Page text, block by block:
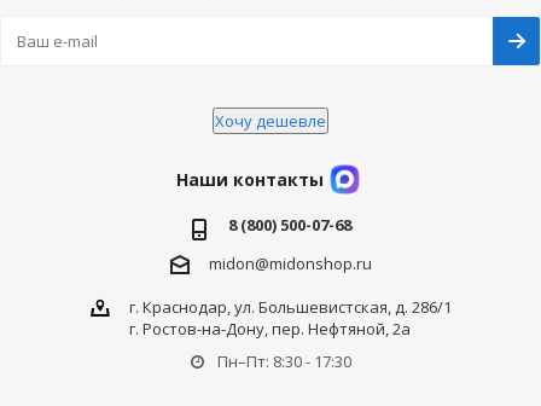
Хочу дешевле
Наши контакты
8 (800) 500-07-68
midon@midonshop.ru
г. Краснодар, ул. Большевистская, д. 286/1
г. Ростов-на-Дону, пер. Нефтяной, 2а
Пн–Пт: 8:30 - 17:30